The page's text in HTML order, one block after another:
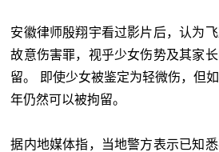
安徽律师殷翔宇看过影片后，认为
故意伤害罪，视乎少女伤势及其家
留。 即使少女被鉴定为轻微伤，但
年仍然可以被拘留。
据内地媒体指，当地警方表示已知